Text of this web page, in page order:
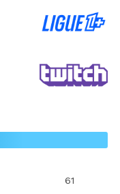
61